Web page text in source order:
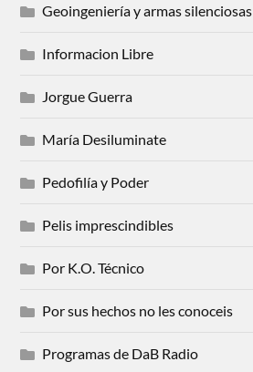
Geoingeniería y armas silenciosas
Informacion Libre
Jorgue Guerra
María Desiluminate
Pedofilía y Poder
Pelis imprescindibles
Por K.O. Técnico
Por sus hechos no les conoceis
Programas de DaB Radio